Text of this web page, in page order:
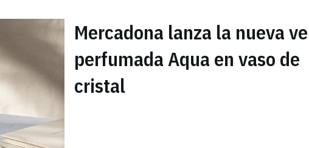
Mercadona lanza la nueva
perfumada Aqua en vaso de
cristal